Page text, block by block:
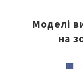
Моделі
на